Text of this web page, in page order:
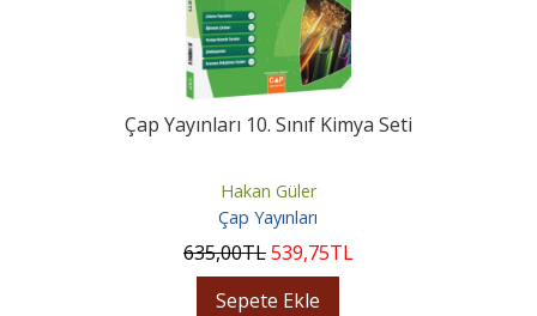
Çap Yayınları 10. Sınıf Kimya Seti
Hakan Güler
Çap Yayınları
635,00TL539,75TL
Sepete Ekle